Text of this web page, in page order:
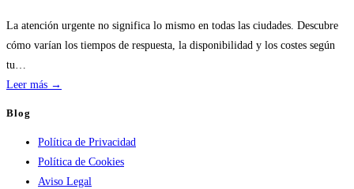
de
calderas:
La atención urgente no significa lo mismo en todas las ciudades. Descubre
cómo varían los tiempos de respuesta, la disponibilidad y los costes según
tu…
Leer más →
por
ciudad:
disponibilidad
Blog
Política de Privacidad
Política de Cookies
Aviso Legal